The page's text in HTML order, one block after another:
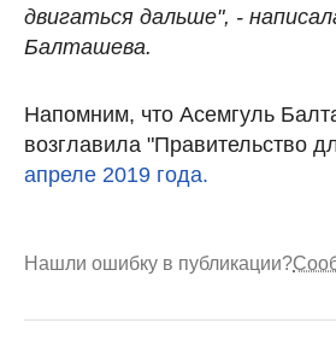
двигаться дальше", -
Балташева.
Напомним, что Асемгуль
возглавила "Правительство
апреле 2019 года.
Нашли ошибку в публикации?